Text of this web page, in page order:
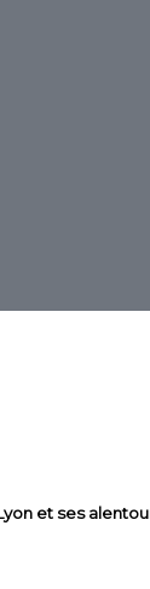
et ses